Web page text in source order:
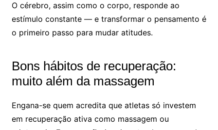
O cérebro, assim como o corpo, responde ao
estímulo constante — e transformar o pensamento é
o primeiro passo para mudar atitudes.
Bons hábitos de recuperação:
muito além da massagem
Engana-se quem acredita que atletas só investem
em recuperação ativa como massagem ou